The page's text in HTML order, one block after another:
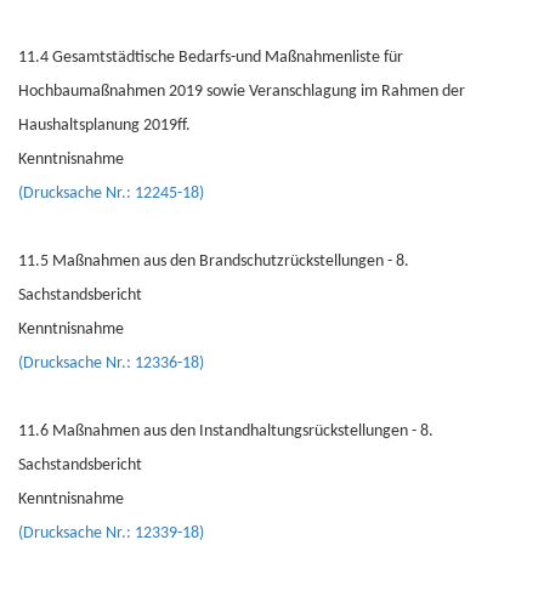
11.4 Gesamtstädtische Bedarfs-und Maßnahmenliste für
Hochbaumaßnahmen 2019 sowie Veranschlagung im Rahmen der
Haushaltsplanung 2019ff.
Kenntnisnahme
(Drucksache Nr.: 12245-18)
11.5 Maßnahmen aus den Brandschutzrückstellungen - 8.
Sachstandsbericht
Kenntnisnahme
(Drucksache Nr.: 12336-18)
11.6 Maßnahmen aus den Instandhaltungsrückstellungen - 8.
Sachstandsbericht
Kenntnisnahme
(Drucksache Nr.: 12339-18)